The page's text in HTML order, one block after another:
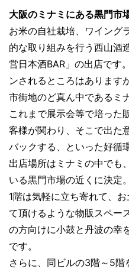
大阪のミナミにある黒門市
お米の自社栽培、ワイング
的な取り組みを行う西山酒
営日本酒BAR」の出店です
ンされるところはあります
市街地のど真ん中であるミ
これまで展示会等で培った
客様が関わり、そこで出た
バックする、といった好循
出店場所はミナミの中でも
いる黒門市場の近くに決定。
1階は気軽に立ち寄れて、
て頂けるような物販スペー
の方向けに小鼓と丹波の幸
です。
さらに、同ビルの3階～5階